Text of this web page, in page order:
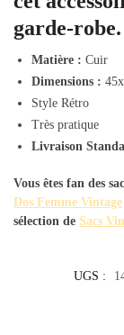
garde-robe.
Matière : Cuir
Dimensions :
Style Rétro
Très pratique
Livraison
Vous êtes fan des
Dos Femme Vintage
sélection de Sacs
UGS :